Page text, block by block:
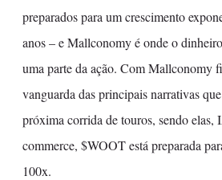
preparados para um crescimento
anos – e Mallconomy é onde o
uma parte da ação. Com Mallconomy
vanguarda das principais narrativas
próxima corrida de touros, sendo elas,
commerce, $WOOT está preparada
100x.